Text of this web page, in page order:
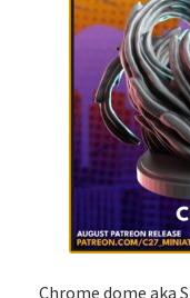
Chrome dome aka